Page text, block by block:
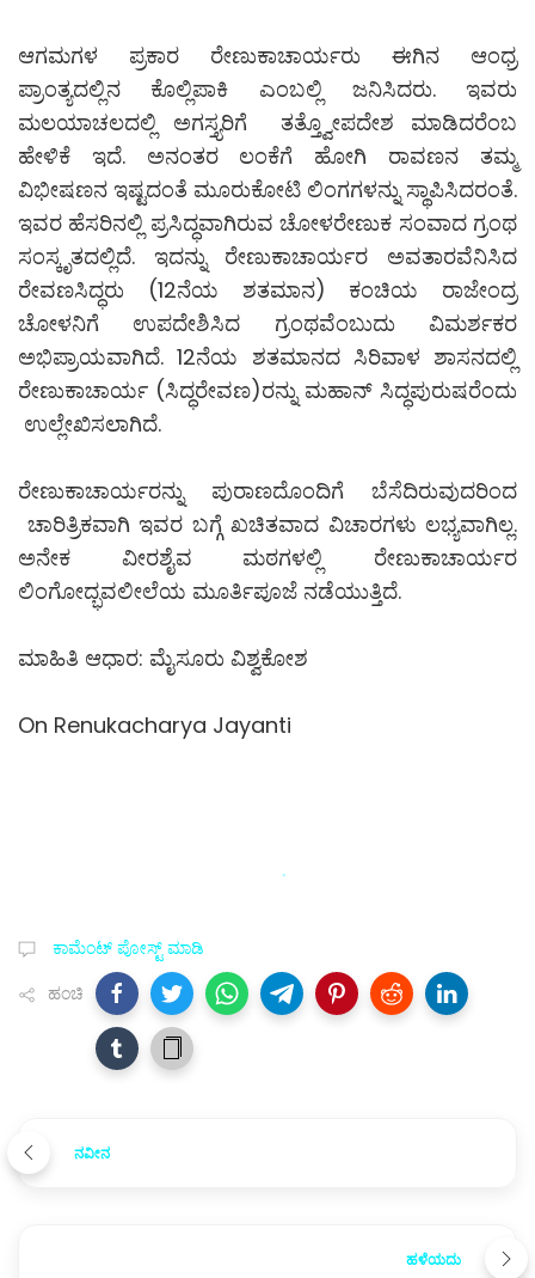
ಆಗಮಗಳ ಪ್ರಕಾರ ರೇಣುಕಾಚಾರ್ಯರು ಈಗಿನ ಆಂಧ್ರ
ಪ್ರಾಂತ್ಯದಲ್ಲಿನ ಕೊಲ್ಲಿಪಾಕಿ ಎಂಬಲ್ಲಿ ಜನಿಸಿದರು. ಇವರು
ಮಲಯಾಚಲದಲ್ಲಿ ಅಗಸ್ತ್ಯರಿಗೆ ತತ್ತ್ವೋಪದೇಶ ಮಾಡಿದರೆಂಬ
ಹೇಳಿಕೆ ಇದೆ. ಅನಂತರ ಲಂಕೆಗೆ ಹೋಗಿ ರಾವಣನ ತಮ್ಮ
ವಿಭೀಷಣನ ಇಷ್ಟದಂತೆ ಮೂರುಕೋಟಿ ಲಿಂಗಗಳನ್ನು ಸ್ಥಾಪಿಸಿದರಂತೆ.
ಇವರ ಹೆಸರಿನಲ್ಲಿ ಪ್ರಸಿದ್ಧವಾಗಿರುವ ಚೋಳರೇಣುಕ ಸಂವಾದ ಗ್ರಂಥ
ಸಂಸ್ಕೃತದಲ್ಲಿದೆ. ಇದನ್ನು ರೇಣುಕಾಚಾರ್ಯರ ಅವತಾರವೆನಿಸಿದ
ರೇವಣಸಿದ್ಧರು (12ನೆಯ ಶತಮಾನ) ಕಂಚಿಯ ರಾಜೇಂದ್ರ
ಚೋಳನಿಗೆ ಉಪದೇಶಿಸಿದ ಗ್ರಂಥವೆಂಬುದು ವಿಮರ್ಶಕರ
ಅಭಿಪ್ರಾಯವಾಗಿದೆ. 12ನೆಯ ಶತಮಾನದ ಸಿರಿವಾಳ ಶಾಸನದಲ್ಲಿ
ರೇಣುಕಾಚಾರ್ಯ (ಸಿದ್ಧರೇವಣ)ರನ್ನು ಮಹಾನ್ ಸಿದ್ಧಪುರುಷರೆಂದು
ಉಲ್ಲೇಖಿಸಲಾಗಿದೆ.
ರೇಣುಕಾಚಾರ್ಯರನ್ನು ಪುರಾಣದೊಂದಿಗೆ ಬೆಸೆದಿರುವುದರಿಂದ
ಚಾರಿತ್ರಿಕವಾಗಿ ಇವರ ಬಗ್ಗೆ ಖಚಿತವಾದ ವಿಚಾರಗಳು ಲಭ್ಯವಾಗಿಲ್ಲ.
ಅನೇಕ ವೀರಶೈವ ಮಠಗಳಲ್ಲಿ ರೇಣುಕಾಚಾರ್ಯರ
ಲಿಂಗೋದ್ಭವಲೀಲೆಯ ಮೂರ್ತಿಪೂಜೆ ನಡೆಯುತ್ತಿದೆ.
ಮಾಹಿತಿ ಆಧಾರ: ಮೈಸೂರು ವಿಶ್ವಕೋಶ
On Renukacharya Jayanti
ಕಾಮೆಂಟ್‌‌ ಪೋಸ್ಟ್‌ ಮಾಡಿ
ಹಂಚಿ
ನವೀನ
ಹಳೆಯದು